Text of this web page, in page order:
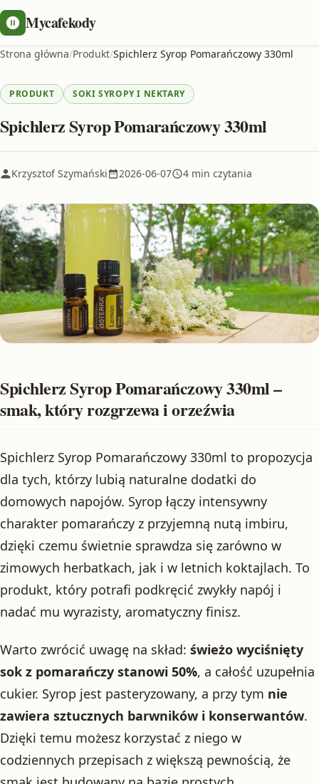
Mycafekody
Strona główna/Produkt/Spichlerz Syrop Pomarańczowy 330ml
PRODUKT SOKI SYROPY I NEKTARY
Spichlerz Syrop Pomarańczowy 330ml
Krzysztof Szymański 2026-06-07 4 min czytania
Spichlerz Syrop Pomarańczowy 330ml –
smak, który rozgrzewa i orzeźwia
Spichlerz Syrop Pomarańczowy 330ml to propozycja
dla tych, którzy lubią naturalne dodatki do
domowych napojów. Syrop łączy intensywny
charakter pomarańczy z przyjemną nutą imbiru,
dzięki czemu świetnie sprawdza się zarówno w
zimowych herbatkach, jak i w letnich koktajlach. To
produkt, który potrafi podkręcić zwykły napój i
nadać mu wyrazisty, aromatyczny finisz.
Warto zwrócić uwagę na skład: świeżo wyciśnięty
sok z pomarańczy stanowi 50%, a całość uzupełnia
cukier. Syrop jest pasteryzowany, a przy tym nie
zawiera sztucznych barwników i konserwantów.
Dzięki temu możesz korzystać z niego w
codziennych przepisach z większą pewnością, że